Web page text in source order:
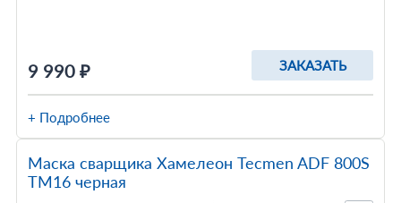
9 990 ₽ ЗАКАЗАТЬ
+ Подробнее
Маска сварщика Хамелеон Tecmen ADF 800S
TM16 черная